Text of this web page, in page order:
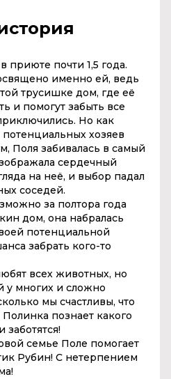
почти 1,5 года.
именно ей, ведь
трусишке дом, где её
и помогут забыть все
Но как
потенциальных хозяев
Поля забивалась в самый
сердечный
на неё, и выбор падал
соседей.
за полтора года
дом, она набралась
потенциальной
забрать кого-то
всех животных, но
у многих и сложно
мы счастливы, что
познает какого
заботятся!
семье Поле помогает
Рубин! С нетерпением